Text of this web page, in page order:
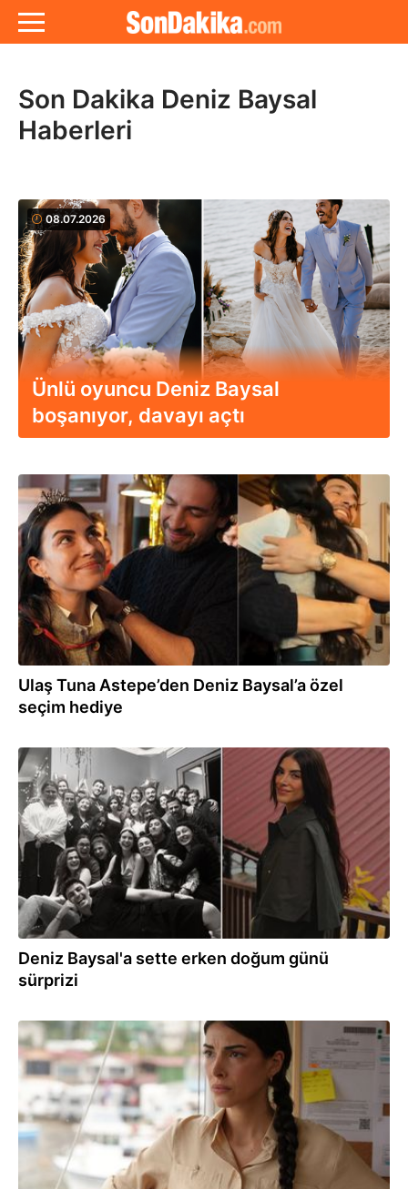
Son Dakika Deniz Baysal
Haberleri
08.07.2026
Ünlü oyuncu Deniz Baysal
boşanıyor, davayı açtı
07.04.2026
Ulaş Tuna Astepe’den Deniz Baysal’a özel
seçim hediye
04.04.2026
Deniz Baysal'a sette erken doğum günü
sürprizi
23.02.2026